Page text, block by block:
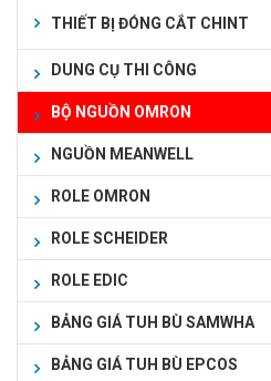
THIẾT BỊ ĐÓNG CẮT CHINT
DUNG CỤ THI CÔNG
BỘ NGUỒN OMRON
NGUỒN MEANWELL
ROLE OMRON
ROLE SCHEIDER
ROLE EDIC
BẢNG GIÁ TUH BÙ SAMWHA
BẢNG GIÁ TUH BÙ EPCOS